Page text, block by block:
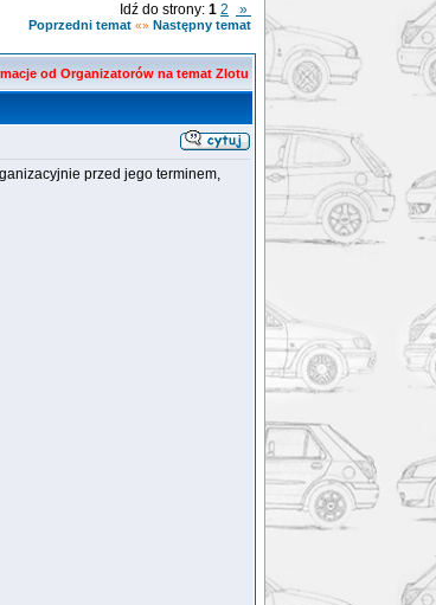
Idź do strony: 1 2 »
Poprzedni temat «» Następny temat
od Organizatorów na temat Zlotu
przed jego terminem,